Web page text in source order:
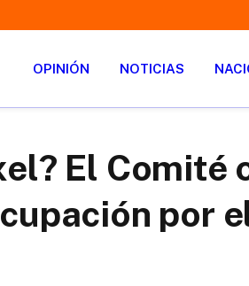
OPINIÓN NOTICIAS
El Comité
por